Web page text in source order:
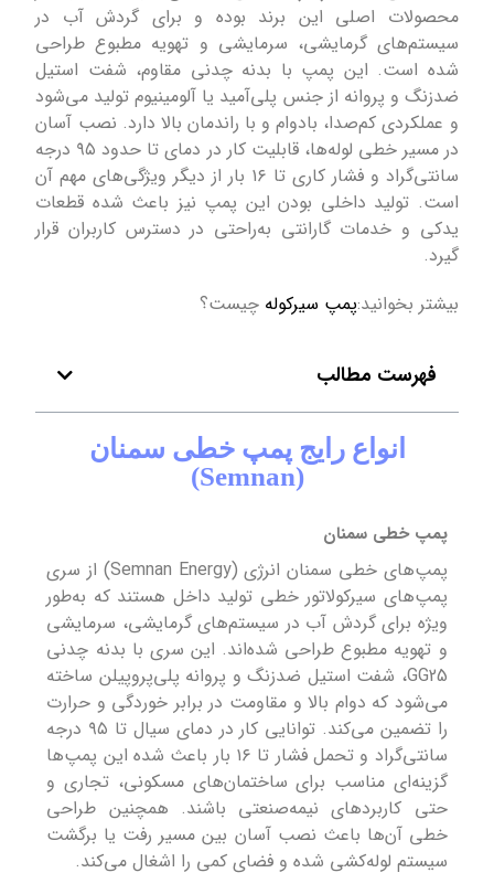
محصولات اصلی این برند بوده و برای گردش آب در
سیستم‌های گرمایشی، سرمایشی و تهویه مطبوع طراحی
شده است. این پمپ با بدنه چدنی مقاوم، شفت استیل
ضدزنگ و پروانه از جنس پلی‌آمید یا آلومینیوم تولید می‌شود
و عملکردی کم‌صدا، بادوام و با راندمان بالا دارد. نصب آسان
در مسیر خطی لوله‌ها، قابلیت کار در دمای تا حدود ۹۵ درجه
سانتی‌گراد و فشار کاری تا ۱۶ بار از دیگر ویژگی‌های مهم آن
است. تولید داخلی بودن این پمپ نیز باعث شده قطعات
یدکی و خدمات گارانتی به‌راحتی در دسترس کاربران قرار
گیرد.
بیشتر بخوانید:پمپ سیرکوله چیست؟
فهرست مطالب
انواع رایج پمپ خطی سمنان
(Semnan)
پمپ خطی سمنان
پمپ‌های خطی سمنان انرژی (Semnan Energy) از سری
پمپ‌های سیرکولاتور خطی تولید داخل هستند که به‌طور
ویژه برای گردش آب در سیستم‌های گرمایشی، سرمایشی
و تهویه مطبوع طراحی شده‌اند. این سری با بدنه چدنی
GG25، شفت استیل ضدزنگ و پروانه پلی‌پروپیلن ساخته
می‌شود که دوام بالا و مقاومت در برابر خوردگی و حرارت
را تضمین می‌کند. توانایی کار در دمای سیال تا ۹۵ درجه
سانتی‌گراد و تحمل فشار تا ۱۶ بار باعث شده این پمپ‌ها
گزینه‌ای مناسب برای ساختمان‌های مسکونی، تجاری و
حتی کاربردهای نیمه‌صنعتی باشند. همچنین طراحی
خطی آن‌ها باعث نصب آسان بین مسیر رفت یا برگشت
سیستم لوله‌کشی شده و فضای کمی را اشغال می‌کند.